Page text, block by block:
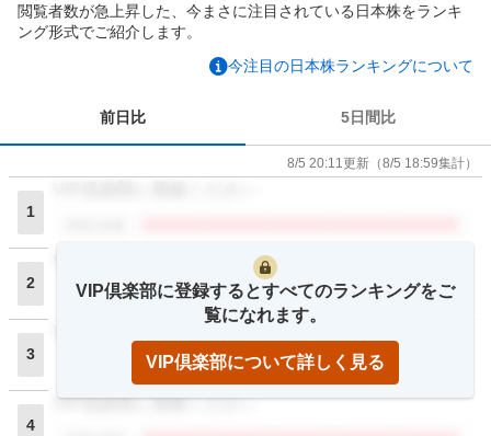
閲覧者数が急上昇した、今まさに注目されている日本株をランキ
ング形式でご紹介します。
今注目の日本株ランキングについて
前日比 5日間比
8/5 20:11更新 （8/5 18:59集計）
1
2
VIP倶楽部に登録ください
閲覧者数
3
4
VIP倶楽部に登録ください
VIP倶楽部に登録するとすべてのランキングをご
覧になれます。
VIP倶楽部について詳しく見る